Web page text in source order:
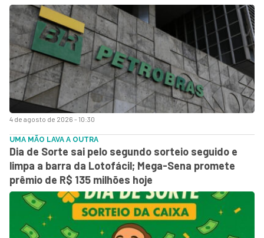
4 de agosto de 2026 - 10:30
UMA MÃO LAVA A OUTRA
Dia de Sorte sai pelo segundo sorteio seguido e
limpa a barra da Lotofácil; Mega-Sena promete
prêmio de R$ 135 milhões hoje